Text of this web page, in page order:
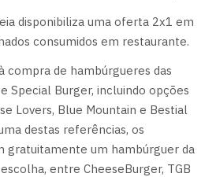
disponibiliza uma oferta 2x1 em
consumidos em restaurante.
compra de hambúrgueres das
Special Burger, incluindo opções
Lovers, Blue Mountain e Bestial
destas referências, os
gratuitamente um hambúrguer da
entre CheeseBurger, TGB